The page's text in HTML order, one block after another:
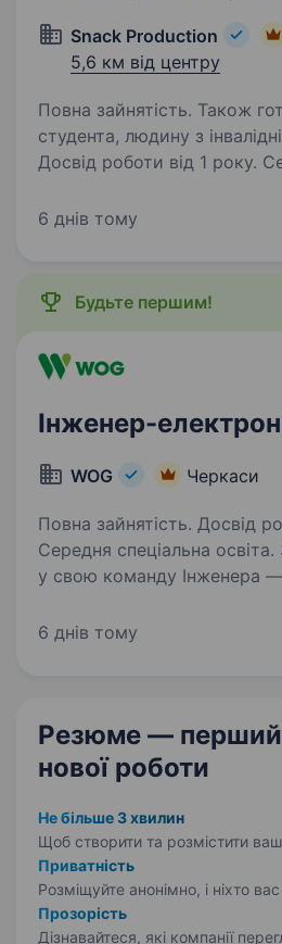
Snack Production
5,6 км від центру
Повна зайнятість. Також
студента, людину з
Досвід роботи від 1 року.
з провідних груп компаній
як Сан Санич, FLINT, BiG
інші,…
6 днів тому
Будьте першим!
Інженер-
WOG Черкаси
Повна зайнятість. Досвід
Середня спеціальна освіта. Запрошуємо
у свою команду Інженера —
діагностувати
6 днів тому
Резюме —
нової роботи
Не більше 3 хвилин
Щоб створити та розмістити
Приватність
Розміщуйте анонімно, і ніхто
Прозорість
Дізнавайтеся, які компанії